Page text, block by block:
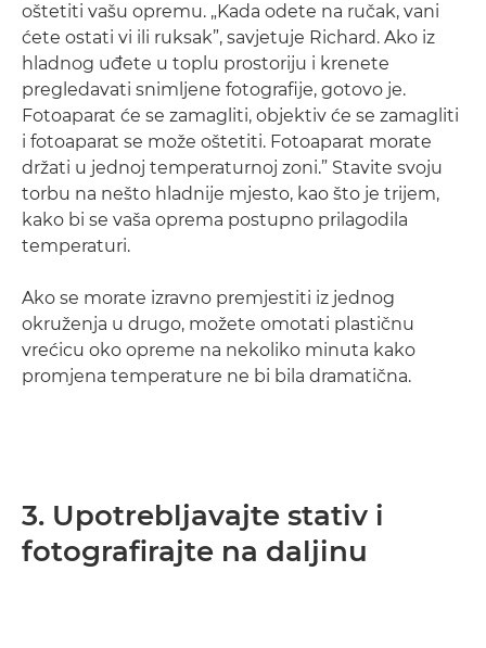
oštetiti vašu opremu. „Kada odete na ručak, vani
ćete ostati vi ili ruksak”, savjetuje Richard. Ako iz
hladnog uđete u toplu prostoriju i krenete
pregledavati snimljene fotografije, gotovo je.
Fotoaparat će se zamagliti, objektiv će se zamagliti
i fotoaparat se može oštetiti. Fotoaparat morate
držati u jednoj temperaturnoj zoni.” Stavite svoju
torbu na nešto hladnije mjesto, kao što je trijem,
kako bi se vaša oprema postupno prilagodila
temperaturi.
Ako se morate izravno premjestiti iz jednog
okruženja u drugo, možete omotati plastičnu
vrećicu oko opreme na nekoliko minuta kako
promjena temperature ne bi bila dramatična.
3. Upotrebljavajte stativ i
fotografirajte na daljinu